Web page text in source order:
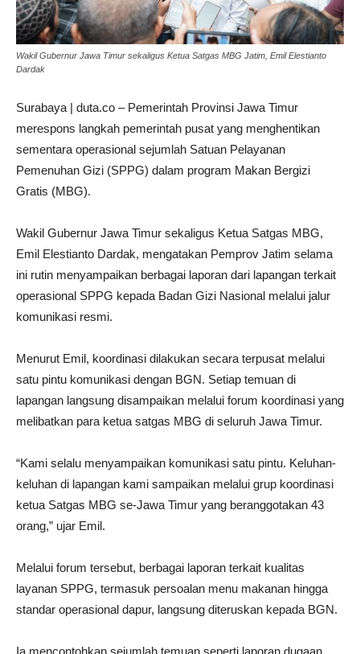
Wakil Gubernur Jawa Timur sekaligus Ketua Satgas MBG Jatim, Emil Elestianto
Dardak
Surabaya | duta.co – Pemerintah Provinsi Jawa Timur
merespons langkah pemerintah pusat yang menghentikan
sementara operasional sejumlah Satuan Pelayanan
Pemenuhan Gizi (SPPG) dalam program Makan Bergizi
Gratis (MBG).
Wakil Gubernur Jawa Timur sekaligus Ketua Satgas MBG,
Emil Elestianto Dardak, mengatakan Pemprov Jatim selama
ini rutin menyampaikan berbagai laporan dari lapangan terkait
operasional SPPG kepada Badan Gizi Nasional melalui jalur
komunikasi resmi.
Menurut Emil, koordinasi dilakukan secara terpusat melalui
satu pintu komunikasi dengan BGN. Setiap temuan di
lapangan langsung disampaikan melalui forum koordinasi yang
melibatkan para ketua satgas MBG di seluruh Jawa Timur.
“Kami selalu menyampaikan komunikasi satu pintu. Keluhan-
keluhan di lapangan kami sampaikan melalui grup koordinasi
ketua Satgas MBG se-Jawa Timur yang beranggotakan 43
orang,” ujar Emil.
Melalui forum tersebut, berbagai laporan terkait kualitas
layanan SPPG, termasuk persoalan menu makanan hingga
standar operasional dapur, langsung diteruskan kepada BGN.
Ia mencontohkan sejumlah temuan seperti laporan dugaan